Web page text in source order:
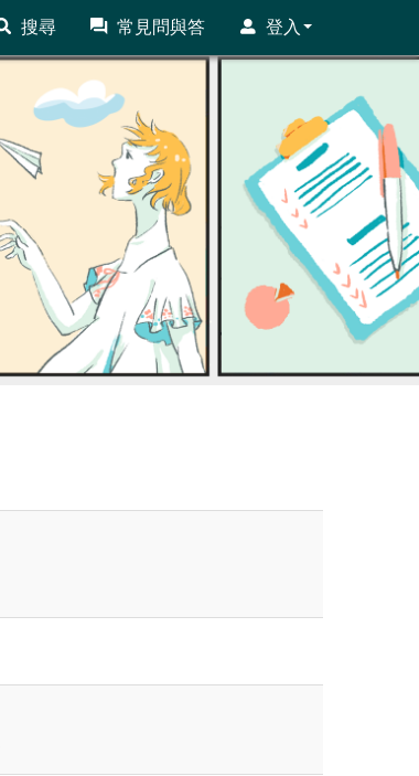
搜尋 常見問與答 登入